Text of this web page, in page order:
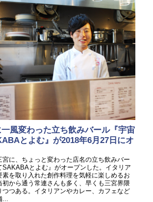
風変わった立ち飲みバール『宇宙
とよむ』が2018年6月27日にオ
宮に、ちょっと変わった店名の立ち飲みバー
SAKABAとよむ』がオープンした。イタリア
素を取り入れた創作料理を気軽に楽しめるお
初から通う常連さんも多く、早くも三宮界隈
つつある。イタリアンやカレー、カフェなど
...